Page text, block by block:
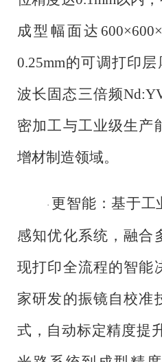
成型幅面达
0.25mm的可调打印
波长固态三倍频
密加工与工业级生产
增材制造领域。
· 更智能：基于工
感知优化系统，融合
现打印全流程的智能
家研发的振镜自校准
式，自动标定精度提